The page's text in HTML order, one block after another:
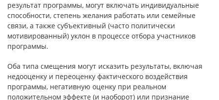
результат программы, могут включать индивидуальные
способности, степень жела­ния работать или семейные
связи, а также субъективный (часто политиче­ски
мотивированный) уклон в процессе отбора участников
программы.
Оба типа смещения могут исказить результаты, включая
недооцен­ку и переоценку фактического воздействия
программы, негативную оценку при реальном
положительном эффекте (и наоборот) или признание